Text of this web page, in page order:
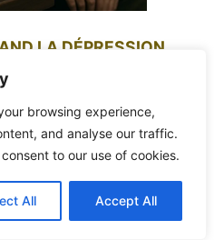
browsing experience,
and analyse our traffic.
to our use of cookies.
All Accept All
LA DÉPRESSION
DE NOTRE SOCIÉTÉ